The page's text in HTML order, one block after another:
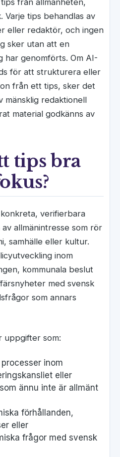
Varje tips behandlas av
eller redaktör, och ingen
sker utan att en
har genomförts. Om AI-
för att strukturera eller
från ett tips, sker det
mänsklig redaktionell
material godkänns av
tips bra
verifierbara
allmänintresse som rör
samhälle eller kultur.
inom
kommunala beslut
med svensk
som annars
uppgifter som:
inom
eller
ännu inte är allmänt
förhållanden,
eller
frågor med svensk